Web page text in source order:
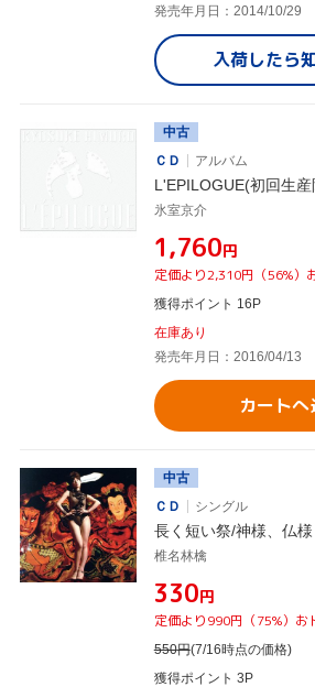
発売年月日：2014/10/29
入荷したら
中古
ＣＤ
アルバム
L'EPILOGUE(初回生
氷室京介
¥1,760円
定価より2,310円（56%）
獲得ポイント 16P
在庫あり
発売年月日：2016/04/13
カートへ
中古
ＣＤ
シングル
長く短い祭/神様、仏様
椎名林檎
¥330円
定価より990円（75%）お
550円(7/16時点の価格)
獲得ポイント 3P